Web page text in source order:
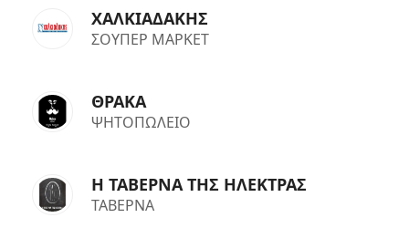
ΧΑΛΚΙΑΔΑΚΗΣ
ΣΟΥΠΕΡ ΜΑΡΚΕΤ
ΘΡΑΚΑ
ΨΗΤΟΠΩΛΕΙΟ
Η ΤΑΒΕΡΝΑ ΤΗΣ ΗΛΕΚΤΡΑΣ
ΤΑΒΕΡΝΑ